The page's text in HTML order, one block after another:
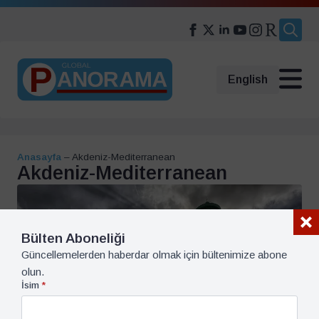
English
Anasayfa – Akdeniz-Mediterranean
Akdeniz-Mediterranean
Bülten Aboneliği
Güncellemelerden haberdar olmak için bültenimize abone
olun.
İsim *